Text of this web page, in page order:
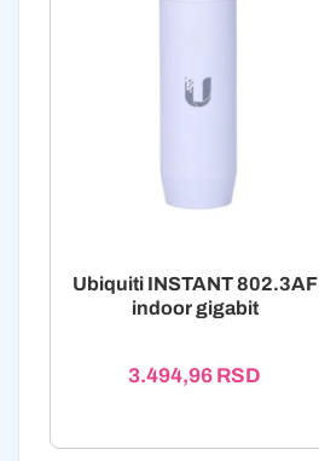
Ubiquiti INSTANT 802.3AF
indoor gigabit
3.494,96 RSD